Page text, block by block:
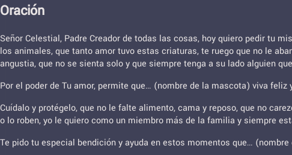
Oración
Señor Celestial, Padre Creador de todas las cosas, hoy quiero pedir tu
los animales, que tanto amor tuvo estas criaturas, te ruego que no le
angustia, que no se sienta solo y que siempre tenga a su lado alguien
Por el poder de Tu amor, permite que… (nombre de la mascota) viva
Cuídalo y protégelo, que no le falte alimento, cama y reposo, que no
o lo roben, yo le quiero como un miembro más de la familia y siempre
Te pido tu especial bendición y ayuda en estos momentos que…